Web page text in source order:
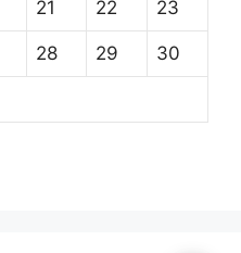
21 22 23
28 29 30